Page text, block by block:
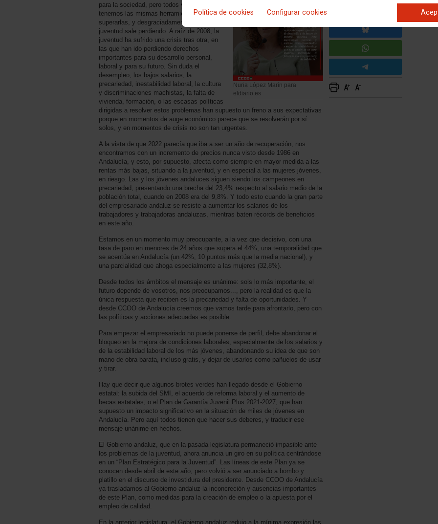
Política de cookies Configurar cookies
Nuria López Marín para
eldiario.es
para la sociedad, pero todos y todas no
tenemos las mismas herramientas para
superarlas, y desgraciadamente en esto la
juventud sale perdiendo. A raíz de 2008, la
juventud ha sufrido una crisis tras otra, en
las que han ido perdiendo derechos
importantes para su desarrollo personal,
laboral y para su futuro. Sin duda el
desempleo, los bajos salarios, la
precariedad, inestabilidad laboral, la cultura
y discriminaciones machistas, la falta de
vivienda, formación, o las escasas políticas
dirigidas a resolver estos problemas han supuesto un freno a sus expectativas
porque en momentos de auge económico parece que se resolverán por sí
solos, y en momentos de crisis no son tan urgentes.
A la vista de que 2022 parecía que iba a ser un año de recuperación, nos
encontramos con un incremento de precios nunca visto desde 1986 en
Andalucía, y esto, por supuesto, afecta como siempre en mayor medida a las
rentas más bajas, situando a la juventud, y en especial a las mujeres jóvenes,
en riesgo. Las y los jóvenes andaluces siguen siendo los campeones en
precariedad, presentando una brecha del 23,4% respecto al salario medio de la
población total, cuando en 2008 era del 9,8%. Y todo esto cuando la gran parte
del empresariado andaluz se resiste a aumentar los salarios de los
trabajadores y trabajadoras andaluzas, mientras baten récords de beneficios
en este año.
Estamos en un momento muy preocupante, a la vez que decisivo, con una
tasa de paro en menores de 24 años que supera el 44%, una temporalidad que
se acentúa en Andalucía (un 42%, 10 puntos más que la media nacional), y
una parcialidad que ahoga especialmente a las mujeres (32,8%).
Desde todos los ámbitos el mensaje es unánime: sois lo más importante, el
futuro depende de vosotros, nos preocupamos..., pero la realidad es que la
única respuesta que reciben es la precariedad y falta de oportunidades. Y
desde CCOO de Andalucía creemos que vamos tarde para afrontarlo, pero con
las políticas y acciones adecuadas es posible.
Para empezar el empresariado no puede ponerse de perfil, debe abandonar el
bloqueo en la mejora de condiciones laborales, especialmente de los salarios y
de la estabilidad laboral de los más jóvenes, abandonando su idea de que son
mano de obra barata, incluso gratis, y dejar de usarlos como pañuelos de usar
y tirar.
Hay que decir que algunos brotes verdes han llegado desde el Gobierno
estatal: la subida del SMI, el acuerdo de reforma laboral y el aumento de
becas estatales, o el Plan de Garantía Juvenil Plus 2021-2027, que han
supuesto un impacto significativo en la situación de miles de jóvenes en
Andalucía. Pero aquí todos tienen que hacer sus deberes, y traducir ese
mensaje unánime en hechos.
El Gobierno andaluz, que en la pasada legislatura permaneció impasible ante
los problemas de la juventud, ahora anuncia un giro en su política centrándose
en un “Plan Estratégico para la Juventud”. Las líneas de este Plan ya se
conocen desde abril de este año, pero volvió a ser anunciado a bombo y
platillo en el discurso de investidura del presidente. Desde CCOO de Andalucía
ya trasladamos al Gobierno andaluz la inconcreción y ausencias importantes
de este Plan, como medidas para la creación de empleo o la apuesta por el
empleo de calidad.
En la anterior legislatura, el Gobierno andaluz redujo a la mínima expresión las